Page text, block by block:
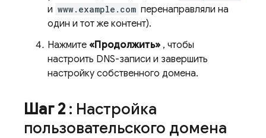
и www.example.com перенаправляли на
один и тот же контент).
Нажмите «Продолжить» , чтобы
настроить DNS-записи и завершить
настройку собственного домена.
Шаг 2 : Настройка
пользовательского домена